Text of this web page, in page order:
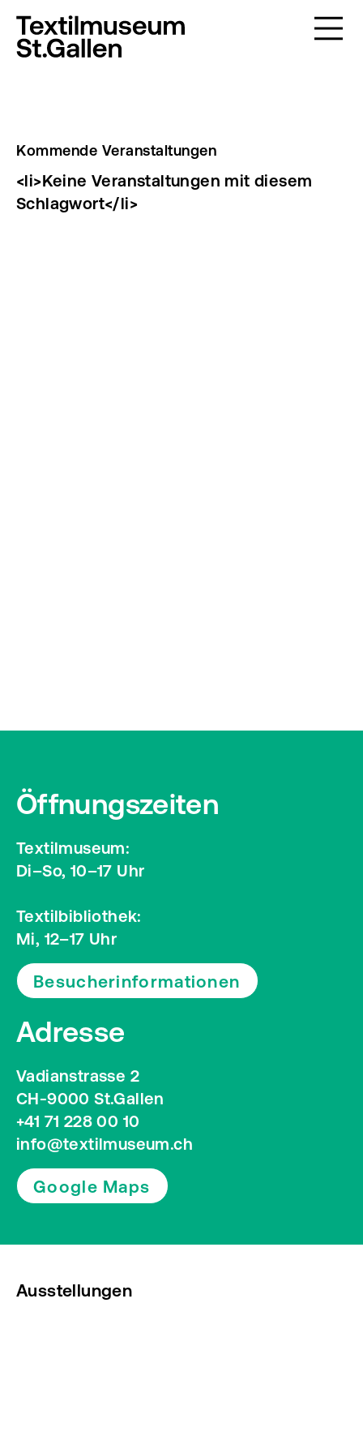
Kommende Veranstaltungen
<li>Keine Veranstaltungen mit diesem
Schlagwort</li>
Öffnungszeiten
Textilmuseum:
Di–So, 10–17 Uhr
Textilbibliothek:
Mi, 12–17 Uhr
Besucherinformationen
Adresse
Vadianstrasse 2
CH-9000 St.Gallen
+41 71 228 00 10
info@textilmuseum.ch
Google Maps
Ausstellungen